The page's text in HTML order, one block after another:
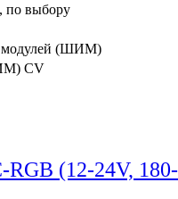
по выбору
модулей (ШИМ)
CV
(12-24V,